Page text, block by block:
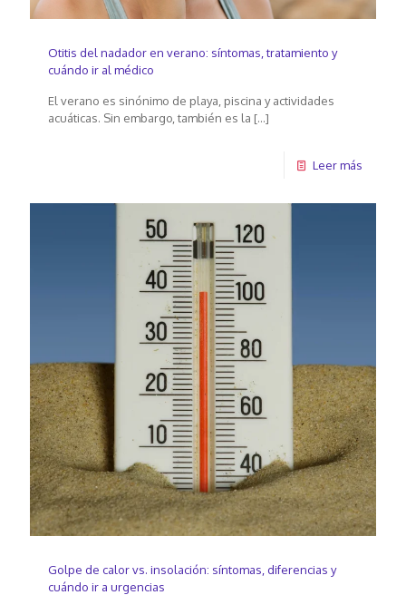
Otitis del nadador en verano: síntomas, tratamiento y
cuándo ir al médico
El verano es sinónimo de playa, piscina y actividades
acuáticas. Sin embargo, también es la […]
Leer más
Golpe de calor vs. insolación: síntomas, diferencias y
cuándo ir a urgencias